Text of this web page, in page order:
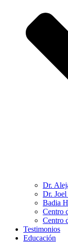
Dr.
Dr.
Badia
Centro
Centro
Testimonios
Educación